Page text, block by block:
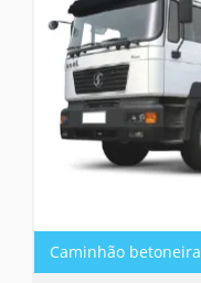
Caminhão betoneira